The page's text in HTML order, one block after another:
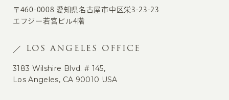
〒460-0008 愛知県名古屋市中区栄3-23-23
エフジー若宮ビル4階
LOS ANGELES OFFICE
3183 Wilshire Blvd. # 145,
Los Angeles, CA 90010 USA